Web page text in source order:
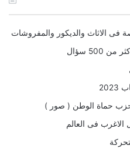
فى الاثاث والديكور والمفروشات
سؤال
حماة الوطن ( صور )
فى العالم